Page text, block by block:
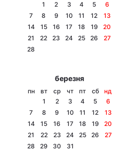
1
2 3 4 5
6
7
8 9 10 11 12
13
14
15 16 17 18 19
20
21
22 23 24 25 26
27
28
березня
пн вт ср чт пт сб
нд
1
2 3 4 5
6
7
8 9 10 11 12
13
14
15 16 17 18 19
20
21
22 23 24 25 26
27
28
29 30 31